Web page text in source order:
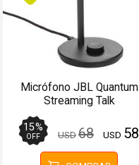
Micrófono JBL Quantum
Streaming Talk
Condensador USB-C
15%
OFF USD68 USD 58